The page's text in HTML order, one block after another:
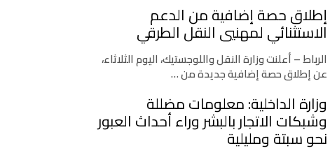
إطلاق حصة إضافية من الدعم
الاستثنائي لمهنيي النقل الطرقي
الرباط – أعلنت وزارة النقل واللوجستيك، اليوم الثلاثاء،
عن إطلاق حصة إضافية جديدة من …
وزارة الداخلية: معلومات مضللة
وشبكات الاتجار بالبشر وراء أحداث العبور
نحو سبتة ومليلية